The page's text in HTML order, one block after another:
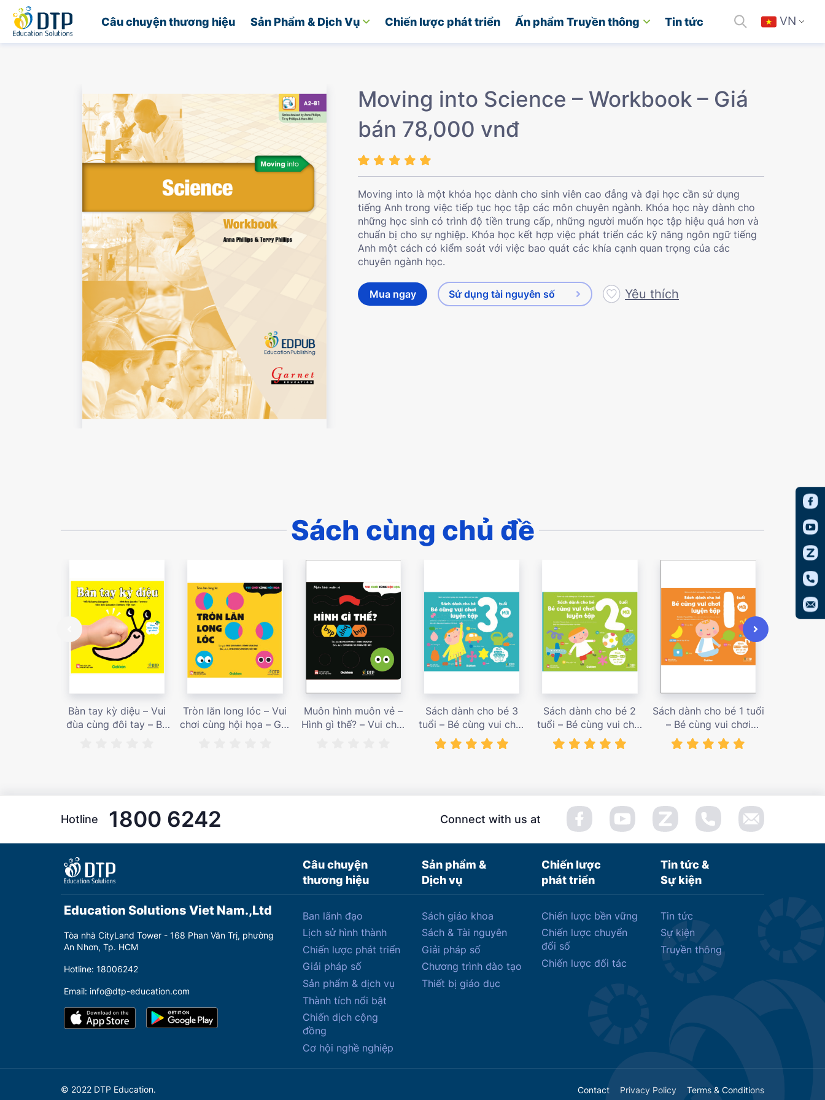
Câu chuyện thương hiệu Sản Phẩm & Dịch Vụ Chiến lược phát triển Ấn phẩm Truyền thông Tin tức VN
Trang chủ
Moving into Science – Workbook – Giá
bán 78,000 vnđ
Moving into là một khóa học dành cho sinh viên cao đẳng và đại học cần sử dụng
tiếng Anh trong việc tiếp tục học tập các môn chuyên ngành. Khóa học này dành cho
những học sinh có trình độ tiền trung cấp, những người muốn học tập hiệu quả hơn và
chuẩn bị cho sự nghiệp. Khóa học kết hợp việc phát triển các kỹ năng ngôn ngữ tiếng
Anh một cách có kiểm soát với việc bao quát các khía cạnh quan trọng của các
chuyên ngành học.
Mua ngay Sử dụng tài nguyên số Yêu thích
Sách cùng chủ đề
Bàn tay kỳ diệu – Vui
đùa cùng đôi tay – Bé
Tròn lăn long lóc – Vui
chơi cùng hội họa – Giá
Muôn hình muôn vẻ –
Hình gì thế? – Vui chơi
Sách dành cho bé 3
tuổi – Bé cùng vui chơi
luyện tập – Sách vui
chơi tương tác tăng
Sách dành cho bé 2
tuổi – Bé cùng vui chơi
luyện tập – Sách vui
chơi tương tác Con đã
Sách dành cho bé 1 tuổi
– Bé cùng vui chơi
luyện tập – Sách vui
chơi tương tác Bé học
Hotline 1800 6242 Connect with us at
Câu chuyện
thương hiệu
Sản phẩm &
Dịch vụ
Chiến lược
phát triển
Tin tức &
Sự kiện
Education Solutions Viet Nam.,Ltd
Tòa nhà CityLand Tower - 168 Phan Văn Trị, phường
An Nhơn, Tp. HCM
Hotline: 18006242
Email: info@dtp-education.com
Ban lãnh đạo
Lịch sử hình thành
Chiến lược phát triển
Giải pháp số
Sản phẩm & dịch vụ
Thành tích nổi bật
Chiến dịch cộng
đồng
Cơ hội nghề nghiệp
Sách giáo khoa
Sách & Tài nguyên
Giải pháp số
Chương trình đào tạo
Thiết bị giáo dục
Chiến lược bền vững
Chiến lược chuyển
đổi số
Chiến lược đối tác
Tin tức
Sự kiện
Truyền thông
© 2022 DTP Education. Contact Privacy Policy Terms & Conditions